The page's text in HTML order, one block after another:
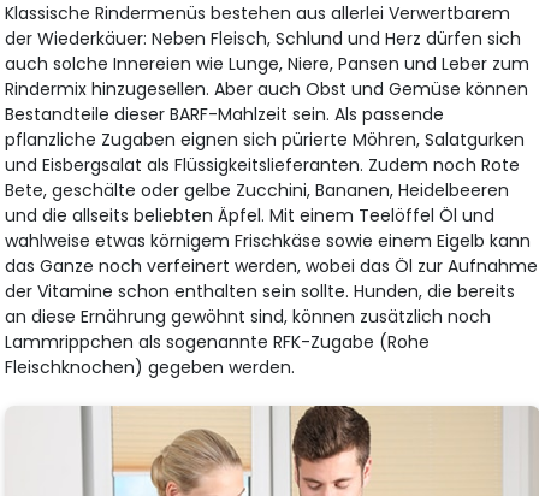
Klassische Rindermenüs bestehen aus allerlei Verwertbarem
der Wiederkäuer: Neben Fleisch, Schlund und Herz dürfen sich
auch solche Innereien wie Lunge, Niere, Pansen und Leber zum
Rindermix hinzugesellen. Aber auch Obst und Gemüse können
Bestandteile dieser BARF-Mahlzeit sein. Als passende
pflanzliche Zugaben eignen sich pürierte Möhren, Salatgurken
und Eisbergsalat als Flüssigkeitslieferanten. Zudem noch Rote
Bete, geschälte oder gelbe Zucchini, Bananen, Heidelbeeren
und die allseits beliebten Äpfel. Mit einem Teelöffel Öl und
wahlweise etwas körnigem Frischkäse sowie einem Eigelb kann
das Ganze noch verfeinert werden, wobei das Öl zur Aufnahme
der Vitamine schon enthalten sein sollte. Hunden, die bereits
an diese Ernährung gewöhnt sind, können zusätzlich noch
Lammrippchen als sogenannte RFK-Zugabe (Rohe
Fleischknochen) gegeben werden.